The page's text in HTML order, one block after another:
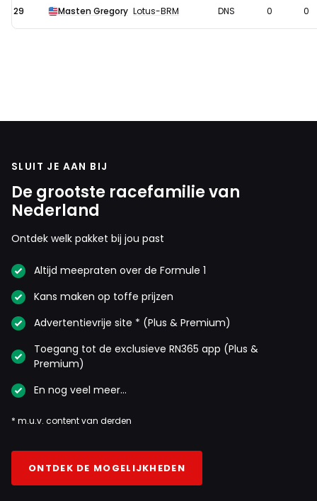
29 Masten Gregory Lotus-BRM DNS 0 0
SLUIT JE AAN BIJ
De grootste racefamilie van
Nederland
Ontdek welk pakket bij jou past
Altijd meepraten over de Formule 1
Kans maken op toffe prijzen
Advertentievrije site * (Plus & Premium)
Toegang tot de exclusieve RN365 app (Plus &
Premium)
En nog veel meer…
* m.u.v. content van derden
ONTDEK DE MOGELIJKHEDEN